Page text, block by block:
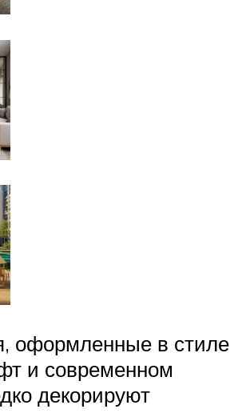
оформленные в стиле
и современном
декорируют